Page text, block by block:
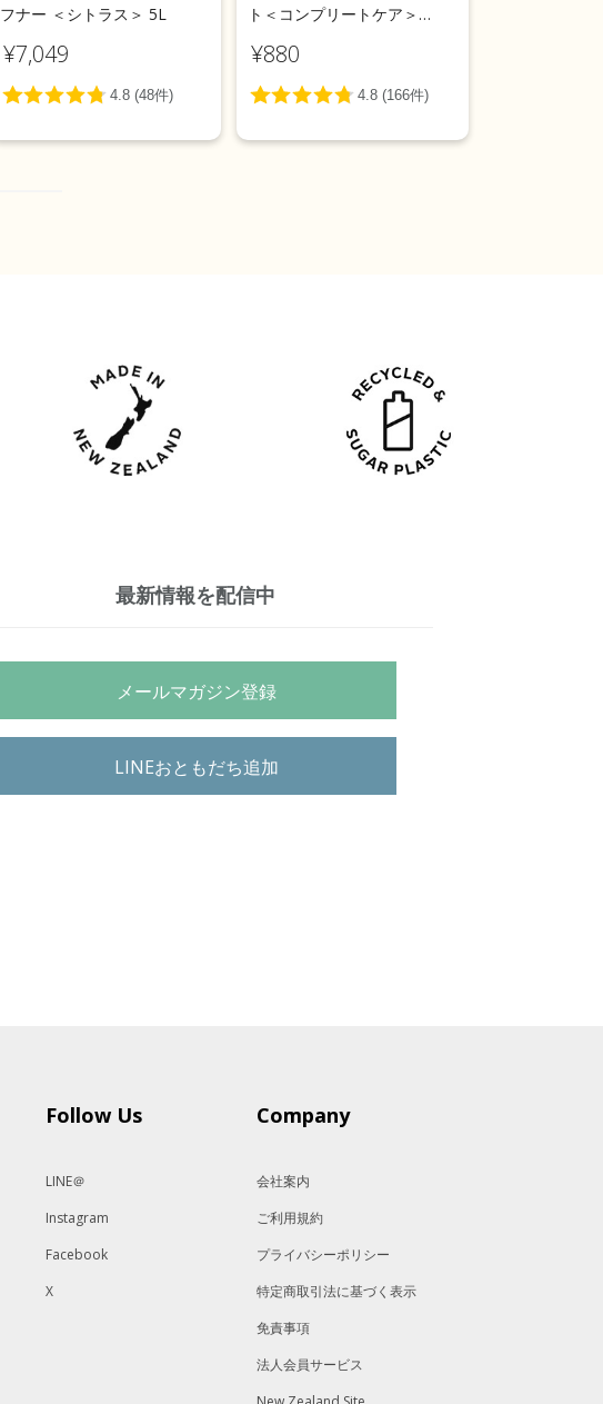
フナー ＜シトラス＞ 5L
¥7,049
ト＜コンプリートケア＞
¥880
最新情報を配信中
メールマガジン登録
LINEおともだち追加
Follow Us
LINE＠
Instagram
Facebook
X
Company
会社案内
ご利用規約
プライバシーポリシー
特定商取引法に基づく表示
免責事項
法人会員サービス